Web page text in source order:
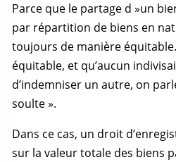
Parce que le partaged »un
par répartition de biens en
toujours de manière
équitable, et qu’aucun
d’indemniser un autre, on
soulte».
Dans ce cas, un droit
sur la valeur totale des biens